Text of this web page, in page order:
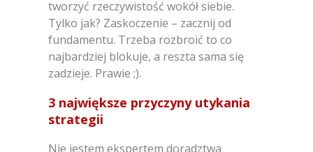
tworzyć rzeczywistość wokół siebie.
Tylko jak? Zaskoczenie – zacznij od
fundamentu. Trzeba rozbroić to co
najbardziej blokuje, a reszta sama się
zadzieje. Prawie ;).
3 największe przyczyny utykania
strategii
Nie jestem ekspertem doradztwa